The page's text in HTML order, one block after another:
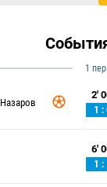
1
2'
1 :
6'
1 :